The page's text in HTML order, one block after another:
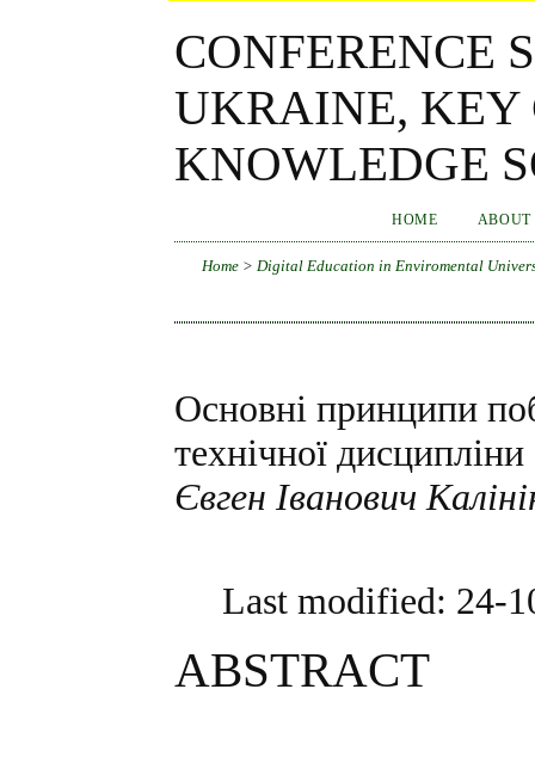
CONFERENCE
UKRAINE, KEY
KNOWLEDGE
HOME ABOUT
Home > Digital Education in Enviromental
Основні принципи
технічної дисципліни
Євген Іванович
Last modified: 24-
ABSTRACT